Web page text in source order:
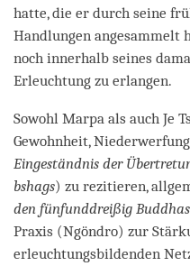
hatte, die er durch seine
Handlungen angesammelt
noch innerhalb seines
Erleuchtung zu erlangen.
Sowohl Marpa als auch Je
Gewohnheit,
Eingeständnis der
bshags) zu rezitieren,
den fünfunddreißig Buddhas
Praxis (Ngöndro) zur
erleuchtungsbildenden